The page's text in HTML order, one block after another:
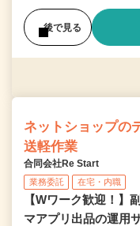
後で見る
ネットショップの
送軽作業
合同会社Re Start
業務委託 在宅・内職
【Wワーク歓迎！】
マアプリ出品の運用